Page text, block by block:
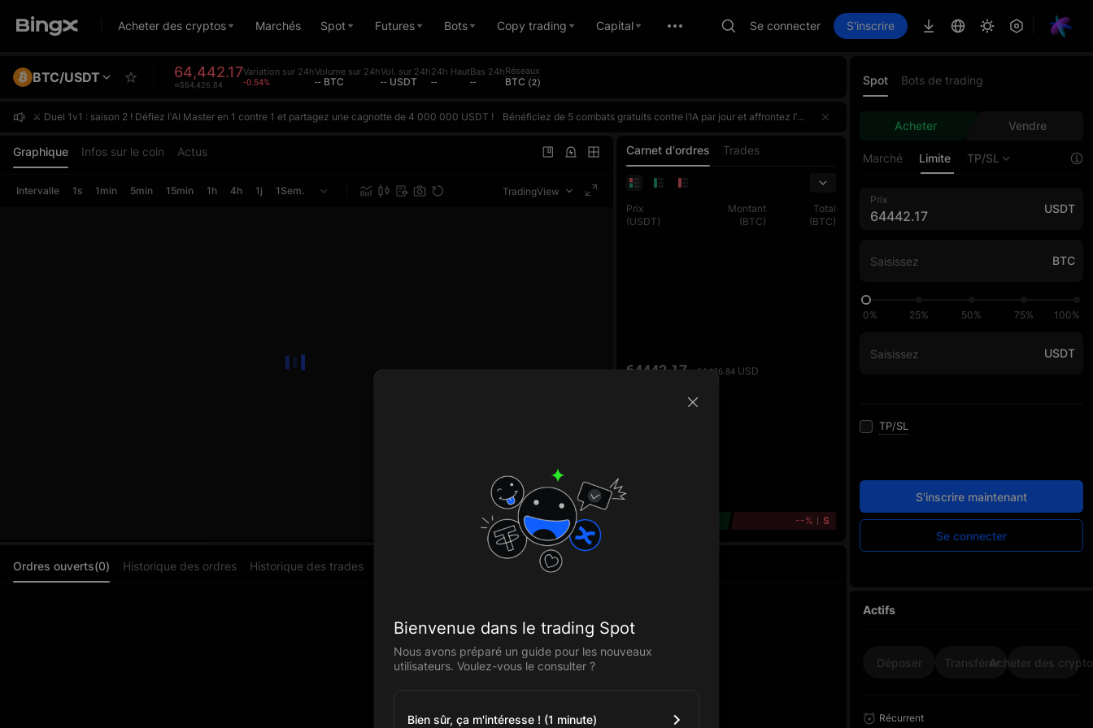
Acheter des cryptos Marchés Spot Futures Bots Copy trading Capital Se connecter S'inscrire
BTC/USDT 64,442.17
≈$64,426.84
Variation sur 24h
-0.54%
Volume sur 24h
-- BTC
Vol. sur 24h
-- USDT
24h Haut
--
Bas 24h
--
Réseaux
BTC (2)
⚔️ Duel 1v1 : saison 2 ! Défiez l'AI Master en 1 contre 1 et partagez une cagnotte de 4 000 000 USDT !
Bénéficiez de 5 combats gratuits contre l’IA par jour et affrontez l’IA en fonction de votre ROI réel. Gagnez pour remporter des points et grimper dans le classement quotidien. La récompense pour la première place quotidienne peut atteindre 10 000 USDT. Chaque trade en Futures compte également pour le concours de volume de trading, où le vainqueur de chaque phase remporte exclusivement 100 000 USDT. Participez une seule fois et bénéficiez de récompenses doublées !Inscrivez-vous dès maintenant,
Graphique Infos sur le coin Actus
Intervalle 1s 1min 5min 15min 1h 4h 1j 1Sem. TradingView
Carnet d'ordres Trades
Prix
(USDT)
Montant
(BTC)
Total
(BTC)
64442.17 64,426.84 USD
--% S
Spot Bots de trading
Acheter Vendre
Marché Limite TP/SL
Prix
USDT
BTC
0% 25% 50% 75% 100%
USDT
TP/SL
S'inscrire maintenant
Se connecter
Actifs
Déposer TransférerAcheter des
Récurrent
Ordres ouverts(0) Historique des ordres Historique des trades
Bienvenue dans le trading Spot
Nous avons préparé un guide pour les nouveaux
utilisateurs. Voulez-vous le consulter ?
Bien sûr, ça m'intéresse ! (1 minute)